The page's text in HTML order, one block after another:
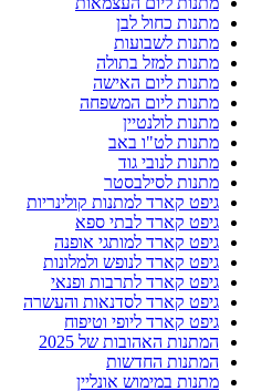
מתנות כחול לבן
מתנות לשבועות
מתנות למזל בתולה
מתנות ליום האישה
מתנות ליום המשפחה
מתנות לולנטיין
מתנות לט"ו באב
מתנות לנובי גוד
מתנות לסילבסטר
גיפט קארד למתנות קולינריות
גיפט קארד לבתי ספא
גיפט קארד למותגי אופנה
גיפט קארד לנופש ולמלונות
גיפט קארד לתרבות ופנאי
גיפט קארד לסדנאות והעשרה
גיפט קארד ליופי וטיפוח
המתנות האהובות של 2025
המתנות החדשות
מתנות במימוש אונליין